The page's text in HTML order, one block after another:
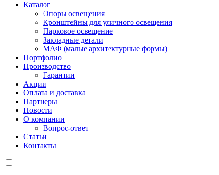
Каталог
Опоры освещения
Кронштейны для уличного освещения
Парковое освещение
Закладные детали
МАФ (малые архитектурные формы)
Портфолио
Производство
Гарантии
Акции
Оплата и доставка
Партнеры
Новости
О компании
Вопрос-ответ
Статьи
Контакты